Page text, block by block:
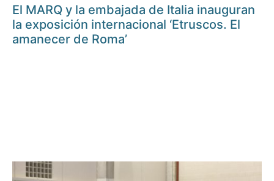
El MARQ y la embajada de Italia inauguran
la exposición internacional ‘Etruscos. El
amanecer de Roma’